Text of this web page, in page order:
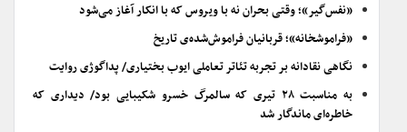
«نفس‌گیر»؛ وقتی بحران نه با ویروس که با انکار آغاز می‌شود
«فراموشخانه»؛ قربانیان فراموش‌شده‌ی تاریخ
نگاهی نقادانه بر تجربه تئاتر تعاملی ایوب بختیاری/ پداگوژی روایت
به مناسبت ۲۸ تیری که سالمرگ خسرو شکیبایی بود/ دیداری که
خاطره‌ای ماندگار شد